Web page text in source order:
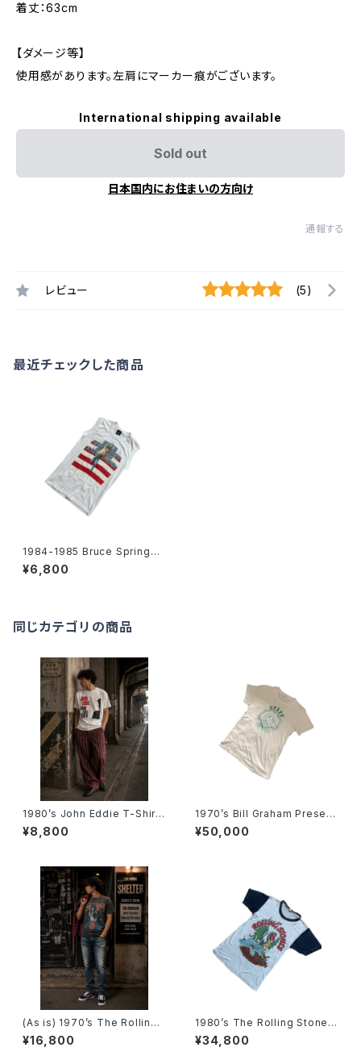
着丈：63cm
【ダメージ等】
使用感があります。左肩にマーカー痕がございます。
International shipping available
Sold out
日本国内にお住まいの方向け
通報する
レビュー (5)
最近チェックした商品
1984-1985 Bruce Springst
een tour Sleeveless T-Shi
rts -1984年-1985年 ブルー
¥6,800
同じカテゴリの商品
1980’s John Eddie T-Shirts
-1980年代 ジョン・エディTシャ
ツ-
¥8,800
1970’s Bill Graham Present
s Day on the Green Staff T
-Shirts 1977 -1970年代 デ
¥50,000
(As is) 1970’s The Rolling
Stones tour T-Shirts -1978
年 ザ・ローリング・ストーンズ ツ
¥16,800
1980’s The Rolling Stones
European tour T-Shirts -19
82年 ザ・ローリング・ストーンズ
¥34,800